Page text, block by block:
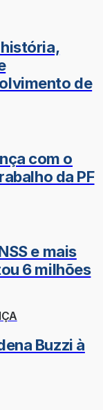
história,
de
com o
da PF
e mais
6 milhões
Buzzi à